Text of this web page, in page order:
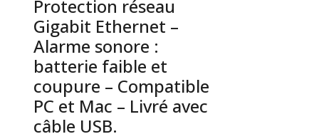
Protection réseau
Gigabit Ethernet –
Alarme sonore :
batterie faible et
coupure – Compatible
PC et Mac – Livré avec
câble USB.